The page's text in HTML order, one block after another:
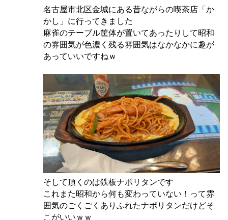
名古屋市北区金城にある昔ながらの喫茶店「か
かし」に行ってきました
麻雀のテーブル筐体が置いてあったりして昭和
の雰囲気が色濃く残る雰囲気はなかなかに趣が
あっていいですねｗ
そして頂くのは鉄板ナポリタンです
これまた昭和から何も変わっていない！って雰
囲気のごくごくありふれたナポリタンだけどそ
こがいいｗｗ